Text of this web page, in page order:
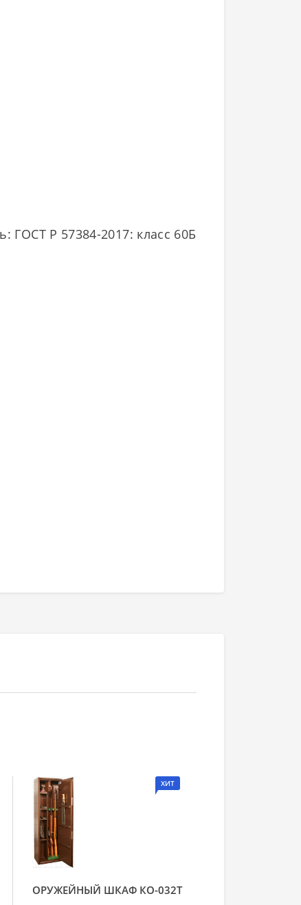
ГОСТ Р 57384-2017: класс 60Б
ХИТ
ОРУЖЕЙНЫЙ ШКАФ КО-032Т